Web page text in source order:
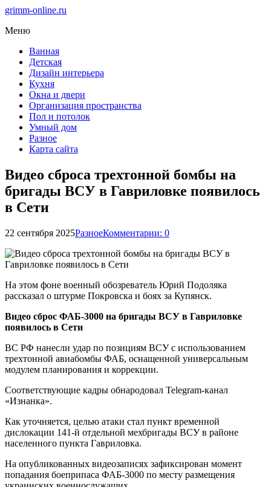
grimm-online.ru
Меню
Ванная
Детская
Дизайн интерьера
Кухня
Окна и двери
Организация пространства
Пол и потолок
Умный дом
Разное
Карта сайта
Видео сброса трехтонной бомбы на
бригады ВСУ в Гавриловке появилось
в Сети
22 сентября 2025РазноеКомментарии: 0
На этом фоне военный обозреватель Юрий Подоляка
рассказал о штурме Покровска и боях за Купянск.
Видео сброс ФАБ-3000 на бригады ВСУ в Гавриловке
появилось в Сети
ВС РФ нанесли удар по позициям ВСУ с использованием
трехтонной авиабомбы ФАБ, оснащенной универсальным
модулем планирования и коррекции.
Соответствующие кадры обнародовал Telegram-канал
«Изнанка».
Как уточняется, целью атаки стал пункт временной
дислокации 141-й отдельной мехбригады ВСУ в районе
населенного пункта Гавриловка.
На опубликованных видеозаписях зафиксирован момент
попадания боеприпаса ФАБ-3000 по месту размещения